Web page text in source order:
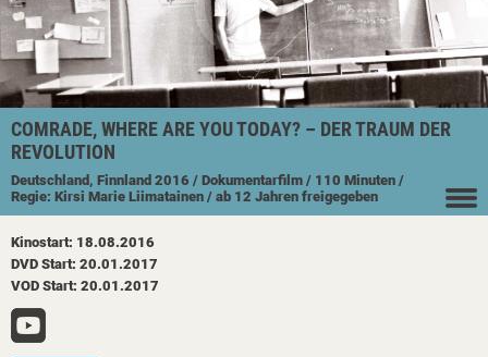
COMRADE, WHERE ARE YOU TODAY? – DER TRAUM DER
REVOLUTION
Deutschland, Finnland 2016 / Dokumentarfilm / 110 Minuten /
Regie: Kirsi Marie Liimatainen / ab 12 Jahren freigegeben
Kinostart: 18.08.2016
DVD Start: 20.01.2017
VOD Start: 20.01.2017